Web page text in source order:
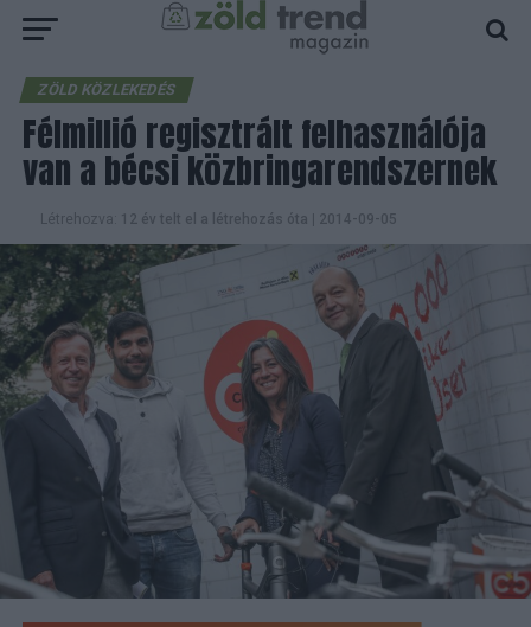
ZÖLD KÖZLEKEDÉS
Félmillió regisztrált felhasználója
van a bécsi közbringarendszernek
Létrehozva: 12 év telt el a létrehozás óta 2014-09-05